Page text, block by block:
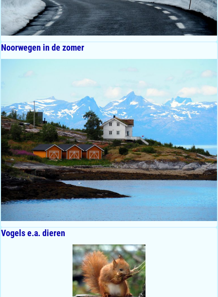
Noorwegen in de zomer
Vogels e.a. dieren